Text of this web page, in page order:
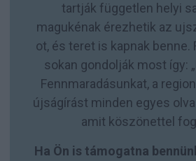
tartják független helyi
magukénak érezhetik az
ot, és teret is kapnak benne.
sokan gondolják most így:
Fennmaradásunkat, a
újságírást minden egyes
amit köszönettel
Ha Ön is támogatna